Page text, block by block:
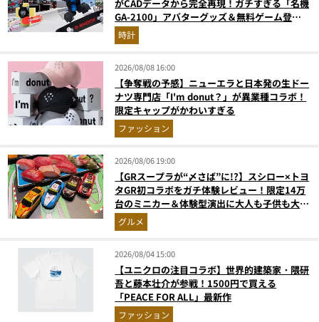
がCADデータから完全再現！ガチすぎる「名機
GA-2100」アバターグッズ＆無料ゲーム登場
が見逃せない
時計
2026/08/08 16:00
【争奪戦の予感】ニューエラと日本発の生ドー
ナツ専門店「I'm donut？」が異業種コラボ！
限定キャップがかわいすぎる
ファッション
2026/08/06 19:00
【GRスープラが“〆さば”に!?】スシロー×トヨ
タGR初コラボをガチ体験レビュー！限定14万
台のミニカー＆体験型演出に大人も子供も大興
奮間違いなし
グルメ
2026/08/04 15:00
【ユニクロの注目コラボ】世界的建築家・隈研
吾と藤本壮介が参戦！1500円で買える
「PEACE FOR ALL」最新作
ファッション